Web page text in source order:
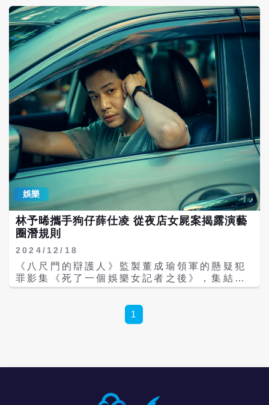
后》紅了出來蹭流量，柯淑勤說：「那是因為
我不上網，還是鄰居跑來問，我才知道這件事
情。」
是一到現場就坐到舞台上備好的桌椅，邊順台
詞邊感受認錯的氛圍。 宋柏緯十分感謝在金鐘
視后柯淑勤的幫助下，他瞬間進入角色心境：
「今天一踏入拍攝現場，現場佈置讓我被大大
震攝，真的感覺自己是個犯錯的人，姚姐在記
者會過程中，有幾次輕輕觸碰我的肩膀，也加
強了我的表演情緒。」而正式拍攝時，柯淑勤
與宋柏緯兩人很快就抓到導演想要的狀態，宋
柏緯更是一度哽咽掉淚，完全抓到公開道歉的
精髓。 《死了一個娛樂女記者之後》將於2月
8日起週更兩集，每週六晚間九點在公視、新
加坡有線電視Singtel TV播出，晚間10點在
Netflix、中華電信MOD、Hami video、
CATCHPLAY+台灣、印尼同步上架，2/9起
每週日晚間九點在八大戲劇台震撼播出，3/9
起每週日晚間九點於CATCHPLAY電影台61
頻道播出。
血淋淋揭露演藝圈不爲人知的潛規則。林予
晞、薛仕凌與王渝萱開拍前深入平時與藝人對
立的狗仔大本營做田調，林予晞笑說：「那時
候站在門口覺得天吶！我來到這裡羊入虎口，
有種不入虎穴焉得虎子，獵人跟獵物身分轉換
的感覺。」 薛仕凌在劇中飾演狗仔攝影，開拍
前學狗仔蹲點。「狗仔攝影工作很無聊，蹲點
要長時間守株待兔，不能滑手機，還要熟悉附
近地形出入口，也不能被發現，要非常低
調。」薛仕凌還在狗仔車上看到一本手冊，裡
面有藝人住家、車牌等相關資料。 拍完後是否
有學到如何躲狗仔？薛仕凌說沒有，他自認沒
有什麼好拍，也被眾人虧說，接這部戲的福
利，應該可以好幾年不被跟拍。他連忙說：
「早知道放在合約裡面。」監製董成瑜則是幽
默說，如果之後被拍到，會選他最帥照片。 監
製董成瑜表示，狗仔工作有其專業性，曾經檢
調查案跟監，卻只能拍到模糊不清的照片，他
們還曾經提供支援幫檢調上課，教他們如何能
娛樂記者工作後，面對媒體比較輕鬆坦然。例
如她曾在週刊辦公室和一位攝影大哥交流，對
方一開始就問「妳現在還住在老家嗎？」並流
利說出她家地址，她連忙說不住那邊，對方悠
悠說：「那我的資訊要更新。」還說知道林予
晞喜歡底片攝影，送了她一本攝影書，她說：
「不知為何當下有一種和解的感覺。」 薛仕凌
事題目的「報題會議」，第一次旁聽，第二次
娛樂
林予晞攜手狗仔薛仕凌 從夜店女屍案揭露演藝
圈潛規則
2024/12/18
《八尺門的辯護人》監製董成瑜領軍的懸疑犯
罪影集《死了一個娛樂女記者之後》，集結林
予晞、薛仕凌、王渝萱、柯淑勤、李銘忠、宋
週刊娛樂記者為主題的影集，將挑戰台劇史上
最大尺度，揭露演藝圈不爲人知的潛規則，對
命案震驚全社會，林予晞飾演的娛樂記者「劉
1